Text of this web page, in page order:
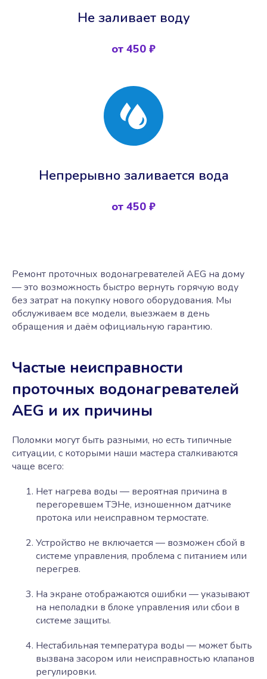
Не заливает воду
от 450 ₽
Непрерывно заливается вода
от 450 ₽
Ремонт проточных водонагревателей AEG на дому
— это возможность быстро вернуть горячую воду
без затрат на покупку нового оборудования. Мы
обслуживаем все модели, выезжаем в день
обращения и даём официальную гарантию.
Частые неисправности
проточных водонагревателей
AEG и их причины
Поломки могут быть разными, но есть типичные
ситуации, с которыми наши мастера сталкиваются
чаще всего:
Нет нагрева воды — вероятная причина в
перегоревшем ТЭНе, изношенном датчике
протока или неисправном термостате.
Устройство не включается — возможен сбой в
системе управления, проблема с питанием или
перегрев.
На экране отображаются ошибки — указывают
на неполадки в блоке управления или сбои в
системе защиты.
Нестабильная температура воды — может быть
вызвана засором или неисправностью клапанов
регулировки.